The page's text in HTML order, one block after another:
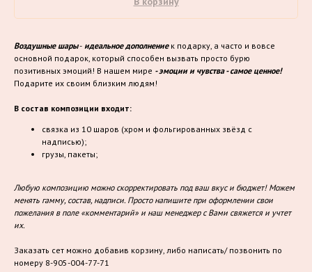
Воздушные шары- идеальное дополнениек подарку, а часто и вовсе
основной подарок, который способен вызвать просто бурю
позитивных эмоций! В нашем мире - эмоции и чувства - самое ценное!
Подарите их своим близким людям!
В состав композиции входит:
связка из 10 шаров (хром и фольгированных звёзд с
надписью);
грузы, пакеты;
Любую композицию можно скорректировать под ваш вкус и бюджет! Можем
менять гамму, состав, надписи. Просто напишите при оформлении свои
пожелания в поле «комментарий» и наш менеджер с Вами свяжется и учтет
их.
Заказать сет можно добавив корзину, либо написать/ позвонить по
номеру 8-905-004-77-71